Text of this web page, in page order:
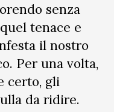
senza
tenace e
il nostro
Per una volta,
certo, gli
da ridire.